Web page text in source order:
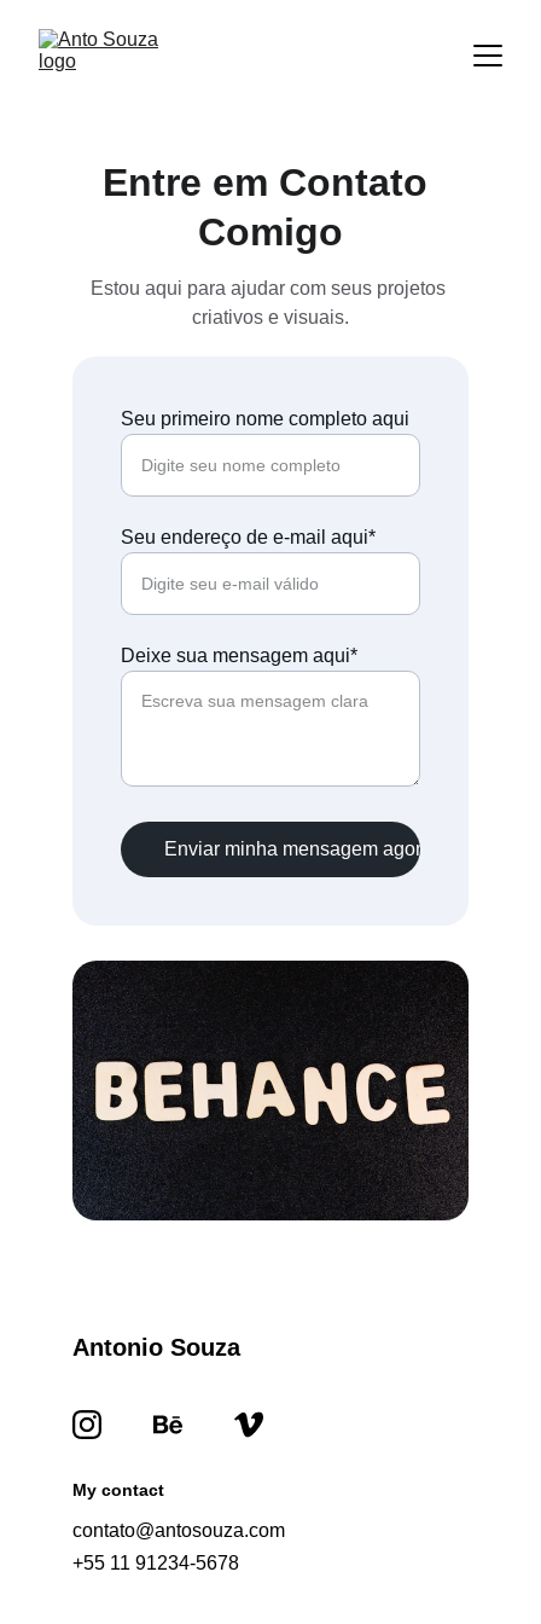
Entre em Contato
Comigo
Seu primeiro nome completo aqui
Seu endereço de e-mail aqui*
Deixe sua mensagem aqui*
Enviar minha mensagem agora
Estou aqui para ajudar com seus projetos
criativos e visuais.
Antonio Souza
My contact
contato@antosouza.com
+55 11 91234-5678